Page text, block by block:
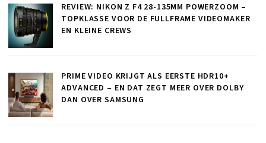
REVIEW: NIKON Z F4 28-135MM POWERZOOM –
TOPKLASSE VOOR DE FULLFRAME VIDEOMAKER
EN KLEINE CREWS
PRIME VIDEO KRIJGT ALS EERSTE HDR10+
ADVANCED – EN DAT ZEGT MEER OVER DOLBY
DAN OVER SAMSUNG